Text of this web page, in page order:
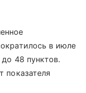
в июле
48 пунктов.
показателя